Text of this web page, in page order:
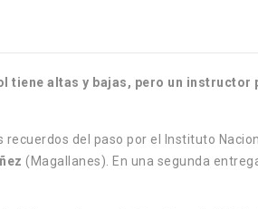
tiene altas y bajas, pero un
del paso por el Instituto
(Magallanes). En una segunda